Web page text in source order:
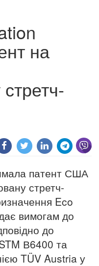
на
патент США
стретч-
Eco
вимогам до
до
В6400 та
TÜV Austria у